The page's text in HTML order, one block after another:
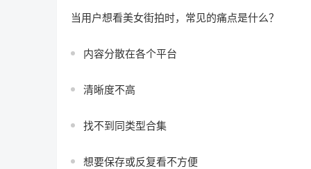
当用户想看美女街拍时，常见的痛点是什么？
内容分散在各个平台
清晰度不高
找不到同类型合集
想要保存或反复看不方便